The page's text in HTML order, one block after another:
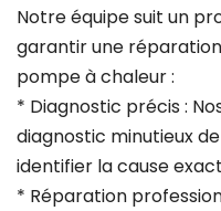
Notre équipe suit un
garantir une
pompe à chaleur :
* Diagnostic précis :
diagnostic minutieux
identifier la cause
* Réparation